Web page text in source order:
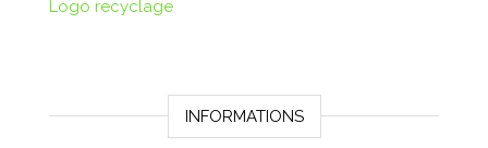
Logo recyclage
INFORMATIONS